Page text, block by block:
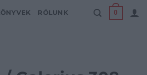
RÓLUNK 0